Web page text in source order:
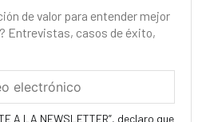
de valor para entender mejor
Entrevistas, casos de éxito,
A LA NEWSLETTER”, declaro que